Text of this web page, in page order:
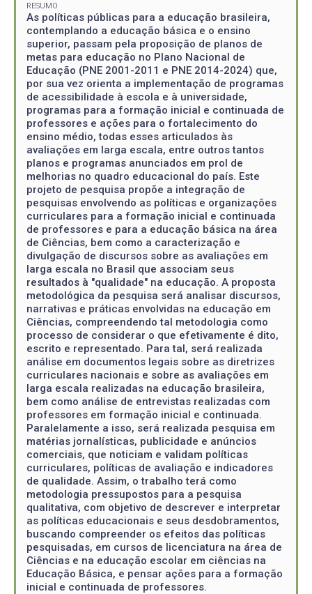
RESUMO
As políticas públicas para a educação brasileira,
contemplando a educação básica e o ensino
superior, passam pela proposição de planos de
metas para educação no Plano Nacional de
Educação (PNE 2001-2011 e PNE 2014-2024) que,
por sua vez orienta a implementação de programas
de acessibilidade à escola e à universidade,
programas para a formação inicial e continuada de
professores e ações para o fortalecimento do
ensino médio, todas esses articulados às
avaliações em larga escala, entre outros tantos
planos e programas anunciados em prol de
melhorias no quadro educacional do país. Este
projeto de pesquisa propõe a integração de
pesquisas envolvendo as políticas e organizações
curriculares para a formação inicial e continuada
de professores e para a educação básica na área
de Ciências, bem como a caracterização e
divulgação de discursos sobre as avaliações em
larga escala no Brasil que associam seus
resultados à "qualidade" na educação. A proposta
metodológica da pesquisa será analisar discursos,
narrativas e práticas envolvidas na educação em
Ciências, compreendendo tal metodologia como
processo de considerar o que efetivamente é dito,
escrito e representado. Para tal, será realizada
análise em documentos legais sobre as diretrizes
curriculares nacionais e sobre as avaliações em
larga escala realizadas na educação brasileira,
bem como análise de entrevistas realizadas com
professores em formação inicial e continuada.
Paralelamente a isso, será realizada pesquisa em
matérias jornalísticas, publicidade e anúncios
comerciais, que noticiam e validam políticas
curriculares, políticas de avaliação e indicadores
de qualidade. Assim, o trabalho terá como
metodologia pressupostos para a pesquisa
qualitativa, com objetivo de descrever e interpretar
as políticas educacionais e seus desdobramentos,
buscando compreender os efeitos das políticas
pesquisadas, em cursos de licenciatura na área de
Ciências e na educação escolar em ciências na
Educação Básica, e pensar ações para a formação
inicial e continuada de professores.